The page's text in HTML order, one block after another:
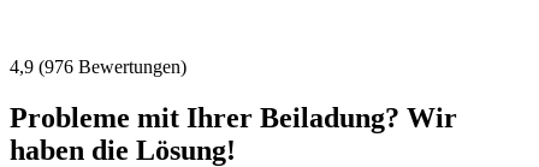
4,9 (976 Bewertungen)
Probleme mit Ihrer Beiladung? Wir
haben die Lösung!